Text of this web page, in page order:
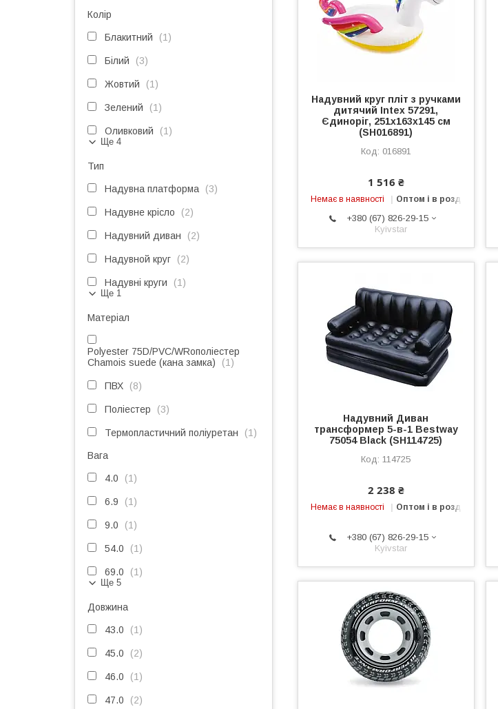
Надувний круг пліт з ручками
дитячий Intex 57291,
Єдиноріг, 251х163х145 см
(SH016891)
016891
1 516 ₴
Немає в наявності Оптом і в роздріб
+380 (67) 826-29-15
Kyivstar
Надувний Диван
трансформер 5-в-1 Bestway
75054 Black (SH114725)
114725
2 238 ₴
Немає в наявності Оптом і в роздріб
+380 (67) 826-29-15
Kyivstar
Колір
Блакитний 1
Білий 3
Жовтий 1
Зелений 1
Оливковий 1
Ще 4
Тип
Надувна платформа 3
Надувне крісло 2
Надувний диван 2
Надувной круг 2
Надувні круги 1
Ще 1
Матеріал
Polyester 75D/PVC/WRoполіестер
Chamois suede (кана замка)
1
ПВХ 8
Поліестер 3
Термопластичний поліуретан 1
Вага
4.0 1
6.9 1
9.0 1
54.0 1
69.0 1
Ще 5
Довжина
43.0 1
45.0 2
46.0 1
47.0 2